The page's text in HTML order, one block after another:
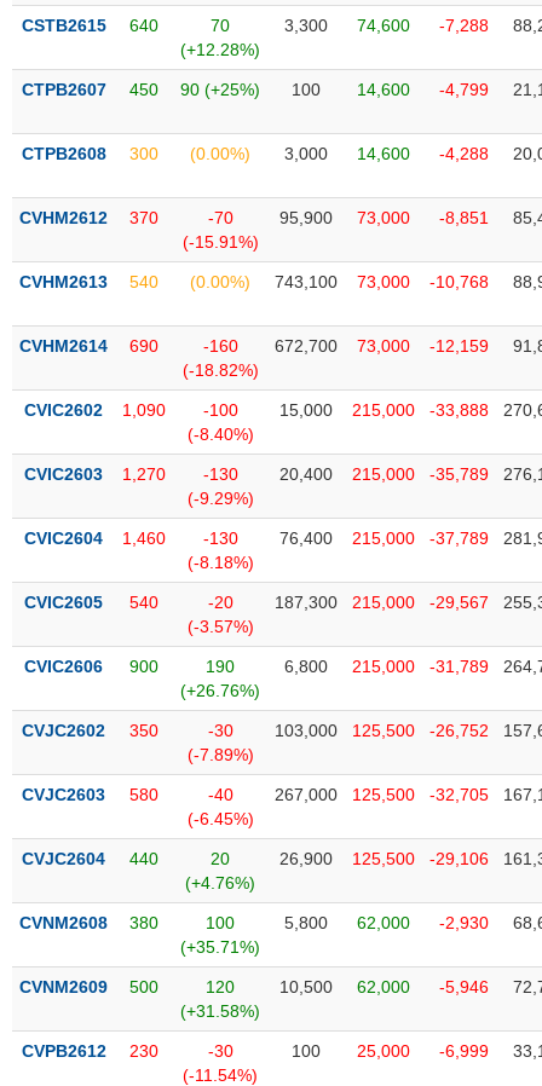
CSTB2615 640
70
(+12.28%)
3,300 74,600 -7,288
CTPB2607 450 90 (+25%) 100 14,600 -4,799
CTPB2608 300 (0.00%) 3,000 14,600 -4,288
CVHM2612 370
-70
(-15.91%)
95,900 73,000 -8,851
CVHM2613 540 (0.00%) 743,100 73,000 -10,768
CVHM2614 690
-160
(-18.82%)
672,700 73,000 -12,159
CVIC2602 1,090
-100
(-8.40%)
15,000 215,000 -33,888
CVIC2603 1,270
-130
(-9.29%)
20,400 215,000 -35,789
CVIC2604 1,460
-130
(-8.18%)
76,400 215,000 -37,789
CVIC2605 540
-20
(-3.57%)
187,300 215,000 -29,567
CVIC2606 900
190
(+26.76%)
6,800 215,000 -31,789
CVJC2602 350
-30
(-7.89%)
103,000 125,500 -26,752
CVJC2603 580
-40
(-6.45%)
267,000 125,500 -32,705
CVJC2604 440
20
(+4.76%)
26,900 125,500 -29,106
CVNM2608 380
100
(+35.71%)
5,800 62,000 -2,930
CVNM2609 500
120
(+31.58%)
10,500 62,000 -5,946
CVPB2612 230
-30
(-11.54%)
100 25,000 -6,999
tức
(-)
của
(-)
Báo
phân
tích
ngữ
(-)
Dịch
(-)
Đào
chính
Công
cụ
tư